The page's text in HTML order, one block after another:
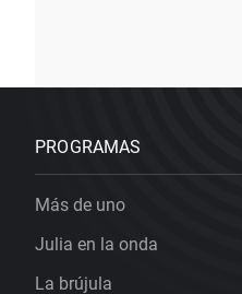
PROGRAMAS
Más de uno
Julia en la onda
La brújula